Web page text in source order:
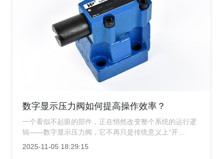
数字显示压力阀如何提高操作效率？
一个看似不起眼的部件，正在悄然改变整个系统的运行逻
辑——数字显示压力阀，它不再只是传统意义上“开
关”或“调节”的角色，而是演变为一个集监测、控制、反馈
2025-11-05 18:29:15